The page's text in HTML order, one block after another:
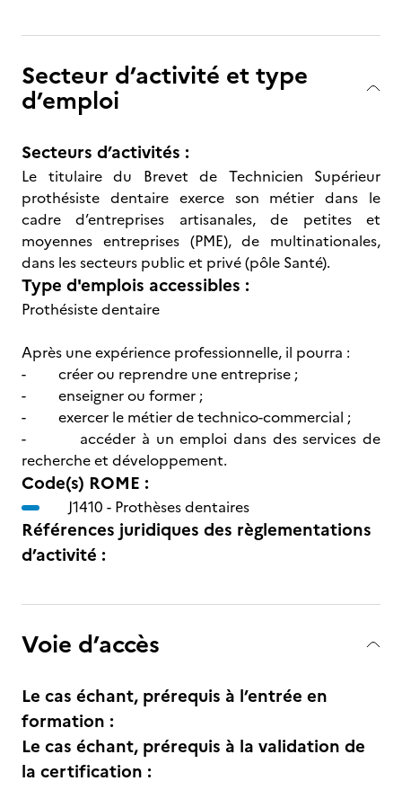
Secteur d’activité et type
d’emploi
Secteurs d’activités :
Le titulaire du Brevet de Technicien Supérieur
prothésiste dentaire exerce son métier dans le
cadre d’entreprises artisanales, de petites et
moyennes entreprises (PME), de multinationales,
dans les secteurs public et privé (pôle Santé).
Type d'emplois accessibles :
Prothésiste dentaire
Après une expérience professionnelle, il pourra :
- créer ou reprendre une entreprise ;
- enseigner ou former ;
- exercer le métier de technico-commercial ;
- accéder à un emploi dans des services de
recherche et développement.
Code(s) ROME :
J1410 - Prothèses dentaires
Références juridiques des règlementations
d’activité :
Voie d’accès
Le cas échant, prérequis à l’entrée en
formation :
Le cas échant, prérequis à la validation de
la certification :